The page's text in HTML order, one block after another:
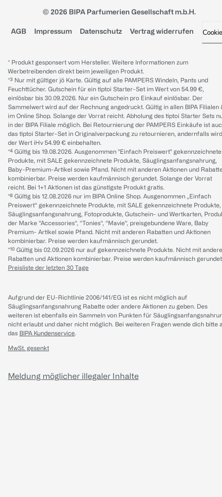
© 2026 BIPA Parfumerien Gesellschaft m.b.H.
AGB Impressum Datenschutz Vertrag widerrufen
* Produkt gesponsert vom Hersteller. Weitere Informationen zum
Werbetreibenden direkt beim jeweiligen Produkt.
*³ Nur mit gültiger jö Karte. Gültig auf alle PAMPERS Windeln, Pants und
Feuchttücher. Gutschein für ein tiptoi Starter-Set im Wert von 54.99 €,
einlösbar bis 30.09.2026. Nur ein Gutschein pro Einkauf einlösbar. Der
Sammelwert wird auf der Rechnung angedruckt. Gültig in allen BIPA Filialen
im Online Shop. Solange der Vorrat reicht. Abholung des tiptoi Starter Sets
in der BIPA Filiale möglich. Bei Retournierung der PAMPERS Einkäufe ist
das tiptoi Starter-Set in Originalverpackung zu retournieren, andernfalls wird
der Wert iHv 54.99 € einbehalten.
*⁴ Gültig bis 19.08.2026. Ausgenommen "Einfach Preiswert" gekennzeichnete
Produkte, mit SALE gekennzeichnete Produkte, Säuglingsanfangsnahrung,
Baby-Premium-Artikel sowie Pfand. Nicht mit anderen Aktionen und
kombinierbar. Preise werden kaufmännisch gerundet. Solange der Vorrat
reicht. Bei 1+1 Aktionen ist das günstigste Produkt gratis.
*⁸ Gültig bis 12.08.2026 nur im BIPA Online Shop. Ausgenommen „Einfach
Preiswert“ gekennzeichnete Produkte, mit SALE gekennzeichnete Produkte,
Säuglingsanfangsnahrung, Fotoprodukte, Gutschein- und Wertkarten,
der Marke “Accessories“, “Tonies“, “Mavie“, preisgebundene Ware, Baby
Premium- Artikel sowie Pfand. Nicht mit anderen Rabatten und Aktionen
kombinierbar. Preise werden kaufmännisch gerundet.
*¹⁰ Gültig bis 02.09.2026 nur auf gekennzeichnete Produkte. Nicht mit
Rabatten und Aktionen kombinierbar. Preise werden kaufmännisch
Preisliste der letzten 30 Tage
Aufgrund der EU-Richtlinie 2006/141/EG ist es nicht möglich auf
Säuglingsanfangsnahrung Rabatte oder andere Aktionen zu geben. Des
weiteren ist ebenfalls ein Sammeln von Punkten für
nicht erlaubt und daher nicht möglich. Bei weiteren Fragen wende dich bitte
das BIPA Kundenservice.
MwSt. gesenkt
Meldung möglicher illegaler Inhalte